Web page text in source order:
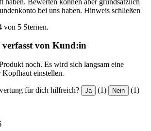
bei uns haben. Hinweis schließen
von 5 Sternen.
verfasst von Kund:in
noch. Es wird sich langsam eine
Kopfhaut einstellen.
für dich hilfreich? Ja (1) Nein (1)